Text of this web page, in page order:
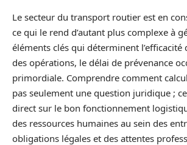
Le secteur du transport routier est en
ce qui le rend d’autant plus complexe à
éléments clés qui déterminent l’efficacité
des opérations, le délai de prévenance
primordiale. Comprendre comment
pas seulement une question juridique ;
direct sur le bon fonctionnement
des ressources humaines au sein des
obligations légales et des attentes